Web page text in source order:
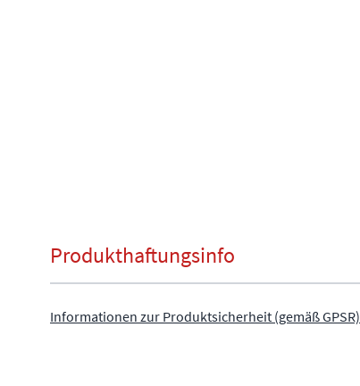
Produkthaftungsinfo
Informationen zur Produktsicherheit (gemäß GPSR)